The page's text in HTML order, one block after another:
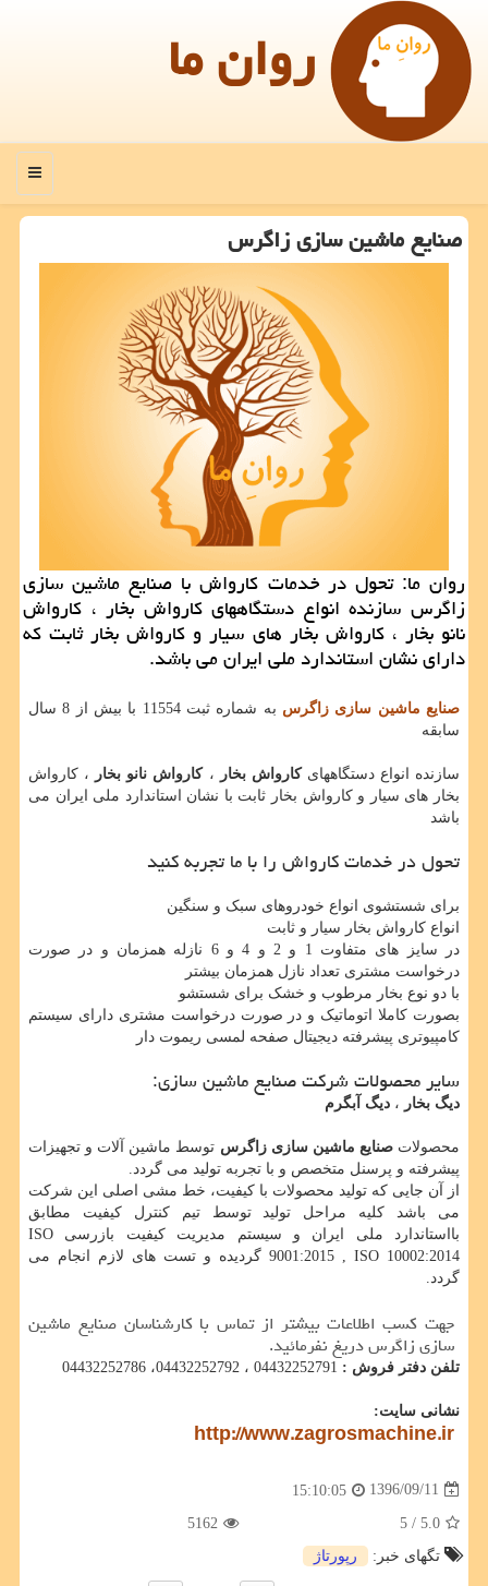
روان ما
منو
صنایع ماشین سازی زاگرس
روان ما: تحول در خدمات كارواش با صنایع ماشین سازی
زاگرس سازنده انواع دستگاههای كارواش بخار ، كارواش
نانو بخار ، كارواش بخار های سیار و كارواش بخار ثابت كه
دارای نشان استاندارد ملی ایران می باشد.
صنایع ماشین سازی زاگرس
به شماره ثبت 11554 با بیش از 8 سال
سابقه
سازنده انواع دستگاههایکارواش بخار ،کارواش نانو بخار
، کارواش
بخار های سیار و کارواش بخار ثابت با نشان استاندارد ملی ایران می
باشد
تحول در خدمات کارواش را با ما تجربه کنید
برای شستشوی انواع خودروهای سبک و سنگین
انواع کارواش بخار سیار و ثابت
در سایز های متفاوت 1 و 2 و 4 و 6 نازله همزمان و در صورت
درخواست مشتری تعداد نازل همزمان بیشتر
با دو نوع بخار مرطوب و خشک برای شستشو
بصورت کاملا اتوماتیک و در صورت درخواست مشتری دارای سیستم
کامپیوتری پیشرفته دیجیتال صفحه لمسی ریموت دار
سایر محصولات شرکت صنایع ماشین سازی:
دیگ بخار ، دیگ آبگرم
محصولاتصنایع ماشین سازی زاگرس توسط ماشین آلات و تجهیزات
پیشرفته و پرسنل متخصص و با تجربه تولید می گردد.
از آن جایی که تولید محصولات با کیفیت، خط مشی اصلی این شرکت
می باشد کلیه مراحل تولید توسط تیم کنترل کیفیت مطابق
بااستاندارد ملی ایران و سیستم مدیریت کیفیت بازرسی ISO
9001:2015 , ISO 10002:2014 گردیده و تست های لازم انجام می
گردد.
جهت کسب اطلاعات بیشتر از تماس با کارشناسان صنایع ماشین
سازی زاگرس دریغ نفرمائید.
تلفن دفتر فروش :
نشانی سایت:
http://www.zagrosmachine.ir
1396/09/11
15:10:05
5.0
/ 5
5162
تگهای خبر:
رپورتاژ